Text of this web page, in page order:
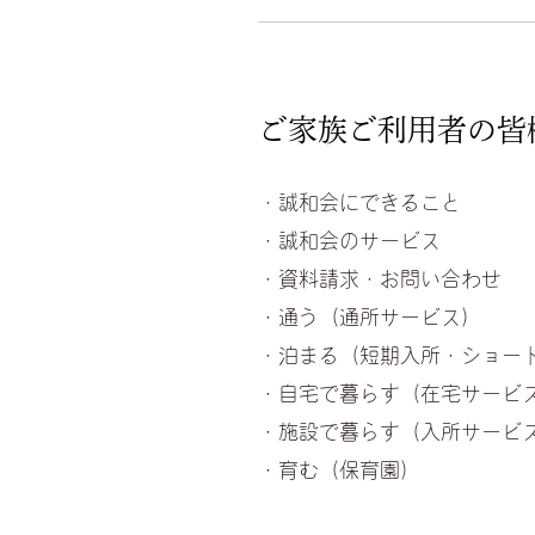
ご家族ご利用者の皆
・誠和会にできること
・誠和会のサービス
・資料請求・お問い合わせ
・通う（通所サービス）
・泊まる（短期入所・ショー
・自宅で暮らす（在宅サービ
・施設で暮らす（入所サービ
・育む（保育園）